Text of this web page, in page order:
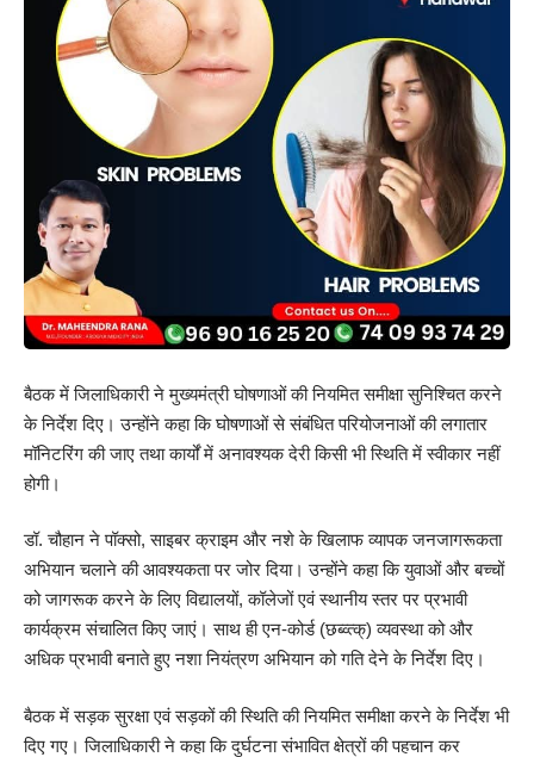
बैठक में जिलाधिकारी ने मुख्यमंत्री घोषणाओं की नियमित समीक्षा सुनिश्चित करने
के निर्देश दिए। उन्होंने कहा कि घोषणाओं से संबंधित परियोजनाओं की लगातार
मॉनिटरिंग की जाए तथा कार्यों में अनावश्यक देरी किसी भी स्थिति में स्वीकार नहीं
होगी।
डॉ. चौहान ने पॉक्सो, साइबर क्राइम और नशे के खिलाफ व्यापक जनजागरूकता
अभियान चलाने की आवश्यकता पर जोर दिया। उन्होंने कहा कि युवाओं और बच्चों
को जागरूक करने के लिए विद्यालयों, कॉलेजों एवं स्थानीय स्तर पर प्रभावी
कार्यक्रम संचालित किए जाएं। साथ ही एन-कोर्ड (छब्व्त्क्) व्यवस्था को और
अधिक प्रभावी बनाते हुए नशा नियंत्रण अभियान को गति देने के निर्देश दिए।
बैठक में सड़क सुरक्षा एवं सड़कों की स्थिति की नियमित समीक्षा करने के निर्देश भी
दिए गए। जिलाधिकारी ने कहा कि दुर्घटना संभावित क्षेत्रों की पहचान कर